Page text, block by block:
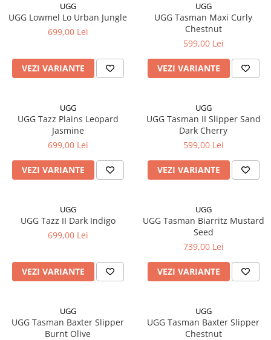
UGG
UGG Lowmel Lo Urban Jungle
699,00 Lei
VEZI VARIANTE
UGG
UGG Tasman Maxi Curly
Chestnut
599,00 Lei
VEZI VARIANTE
UGG
UGG Tazz Plains Leopard
Jasmine
699,00 Lei
VEZI VARIANTE
UGG
UGG Tasman II Slipper Sand
Dark Cherry
599,00 Lei
VEZI VARIANTE
UGG
UGG Tazz II Dark Indigo
699,00 Lei
VEZI VARIANTE
UGG
UGG Tasman Biarritz Mustard
Seed
739,00 Lei
VEZI VARIANTE
UGG
UGG Tasman Baxter Slipper
Burnt Olive
UGG
UGG Tasman Baxter Slipper
Chestnut